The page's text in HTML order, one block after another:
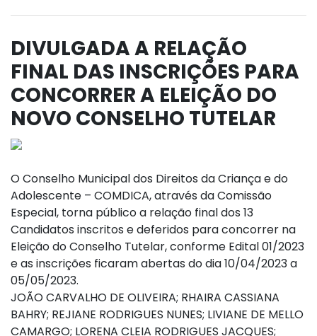
DIVULGADA A RELAÇÃO
FINAL DAS INSCRIÇÕES PARA
CONCORRER A ELEIÇÃO DO
NOVO CONSELHO TUTELAR
O Conselho Municipal dos Direitos da Criança e do
Adolescente – COMDICA, através da Comissão
Especial, torna público a relação final dos 13
Candidatos inscritos e deferidos para concorrer na
Eleição do Conselho Tutelar, conforme Edital 01/2023
e as inscrições ficaram abertas do dia 10/04/2023 a
05/05/2023.
JOÃO CARVALHO DE OLIVEIRA; RHAIRA CASSIANA
BAHRY; REJIANE RODRIGUES NUNES; LIVIANE DE MELLO
CAMARGO; LORENA CLEIA RODRIGUES JACQUES;